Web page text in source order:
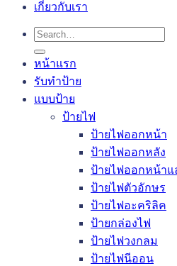
เกี่ยวกับเรา
Search
for:
หน้าแรก
รับทำป้าย
แบบป้าย
ป้ายไฟ
ป้ายไฟออกหน้า
ป้ายไฟออกหลัง
ป้ายไฟออกหน้าแ
ป้ายไฟตัวอักษร
ป้ายไฟอะคริลิค
ป้ายกล่องไฟ
ป้ายไฟวงกลม
ป้ายไฟนีออน